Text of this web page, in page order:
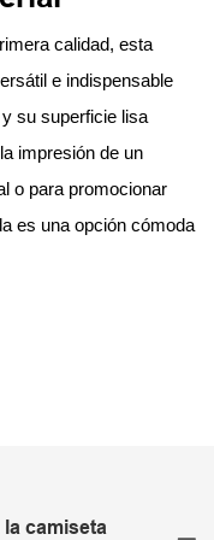
calidad, esta
e indispensable
su superficie lisa
impresión de un
o para promocionar
es una opción cómoda
camiseta